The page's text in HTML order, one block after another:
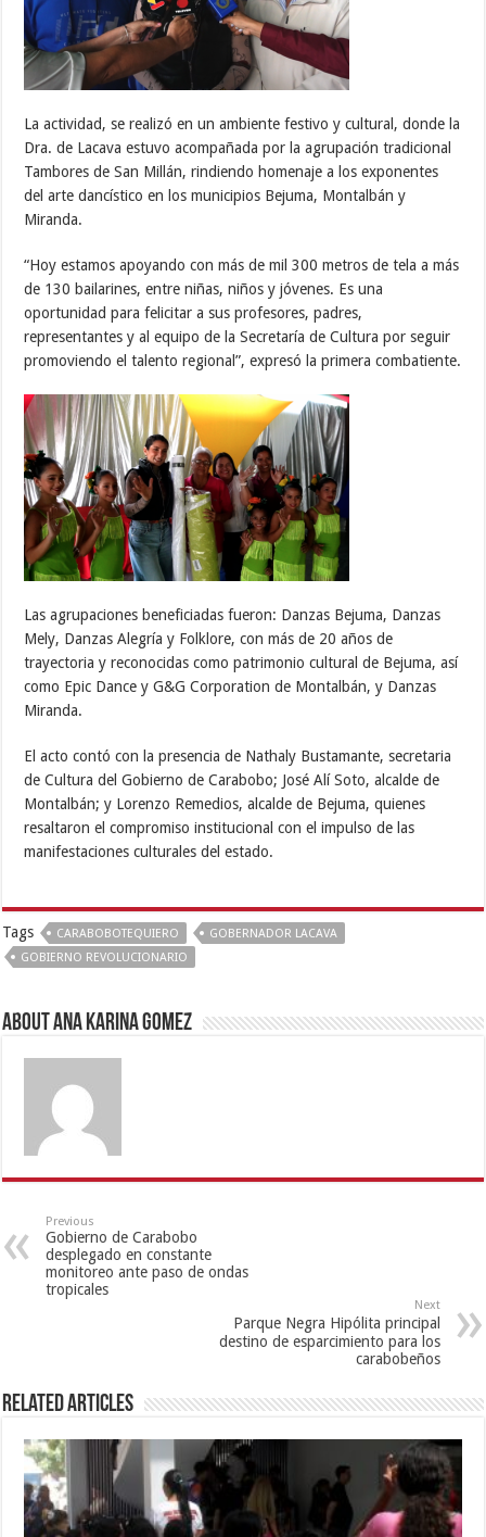
La actividad, se realizó en un ambiente festivo y cultural, donde la
Dra. de Lacava estuvo acompañada por la agrupación tradicional
Tambores de San Millán, rindiendo homenaje a los exponentes
del arte dancístico en los municipios Bejuma, Montalbán y
Miranda.
“Hoy estamos apoyando con más de mil 300 metros de tela a más
de 130 bailarines, entre niñas, niños y jóvenes. Es una
oportunidad para felicitar a sus profesores, padres,
representantes y al equipo de la Secretaría de Cultura por seguir
promoviendo el talento regional”, expresó la primera combatiente.
Las agrupaciones beneficiadas fueron: Danzas Bejuma, Danzas
Mely, Danzas Alegría y Folklore, con más de 20 años de
trayectoria y reconocidas como patrimonio cultural de Bejuma, así
como Epic Dance y G&G Corporation de Montalbán, y Danzas
Miranda.
El acto contó con la presencia de Nathaly Bustamante, secretaria
de Cultura del Gobierno de Carabobo; José Alí Soto, alcalde de
Montalbán; y Lorenzo Remedios, alcalde de Bejuma, quienes
resaltaron el compromiso institucional con el impulso de las
manifestaciones culturales del estado.
Tags CARABOBOTEQUIERO
GOBERNADOR LACAVA
GOBIERNO REVOLUCIONARIO
About Ana Karina Gomez
Previous
Gobierno de Carabobo
desplegado en constante
monitoreo ante paso de ondas
tropicales
Next
Parque Negra Hipólita principal
destino de esparcimiento para los
carabobeños
Related Articles